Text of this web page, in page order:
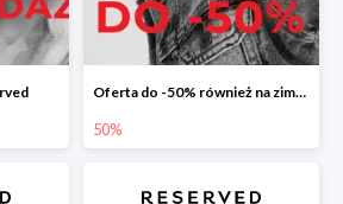
Oferta do -50% również na zimową kolekcję
50%